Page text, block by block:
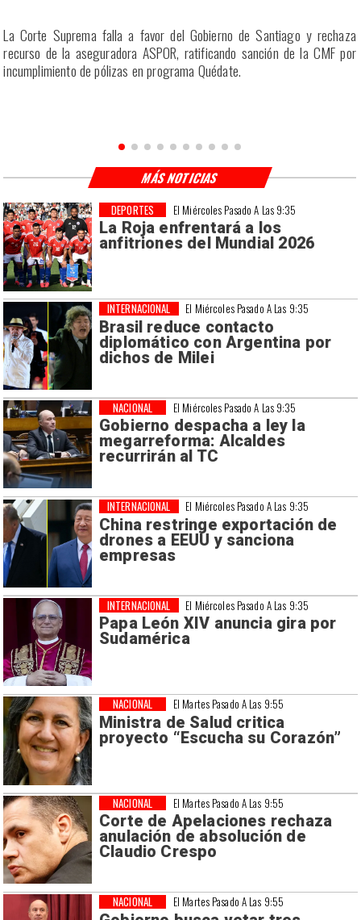
La Corte Suprema falla a favor del Gobierno de Santiago y rechaza
recurso de la aseguradora ASPOR, ratificando sanción de la CMF por
incumplimiento de pólizas en programa Quédate.
El Miércoles Pasado A Las 9:35
La Roja enfrentará a los
anfitriones del Mundial 2026
DEPORTES
El Miércoles Pasado A Las 9:35
Brasil reduce contacto
diplomático con Argentina por
dichos de Milei
INTERNACIONAL
El Miércoles Pasado A Las 9:35
Gobierno despacha a ley la
megarreforma: Alcaldes
recurrirán al TC
NACIONAL
El Miércoles Pasado A Las 9:35
China restringe exportación de
drones a EEUU y sanciona
empresas
INTERNACIONAL
El Miércoles Pasado A Las 9:35
Papa León XIV anuncia gira por
Sudamérica
INTERNACIONAL
El Martes Pasado A Las 9:55
Ministra de Salud critica
proyecto “Escucha su Corazón”
NACIONAL
El Martes Pasado A Las 9:55
Corte de Apelaciones rechaza
anulación de absolución de
Claudio Crespo
NACIONAL
El Martes Pasado A Las 9:55
NACIONAL
MÁS NOTICIAS